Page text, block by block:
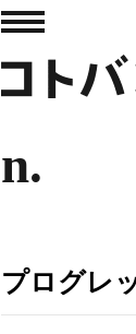
n.
プログレ